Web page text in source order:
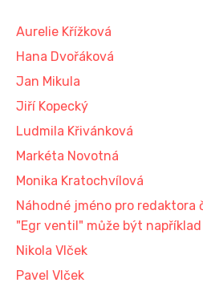
Aurelie Křížková
Hana Dvořáková
Jan Mikula
Jiří Kopecký
Ludmila Křivánková
Markéta Novotná
Monika Kratochvílová
Náhodné jméno pro redaktora
"Egr ventil" může být
Nikola Vlček
Pavel Vlček